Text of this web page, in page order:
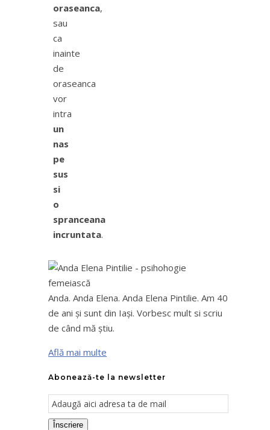
oraseanca,
sau
ca
inainte
de
oraseanca
vor
intra
un
nas
pe
sus
si
o
spranceana
incruntata.
Anda. Anda Elena. Anda Elena Pintilie. Am 40
de ani şi sunt din Iaşi. Vorbesc mult si scriu
de când mă ştiu.
Află mai multe
Abonează-te la newsletter
Email
Subscription
Înscriere